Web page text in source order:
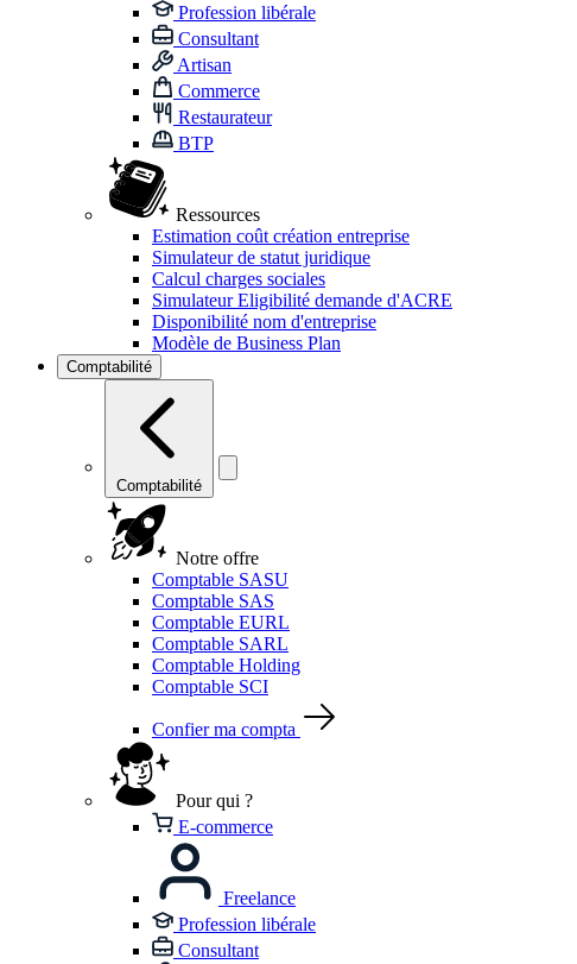
Profession libérale
Consultant
Artisan
Commerce
Restaurateur
BTP
Ressources
Estimation coût création entreprise
Simulateur de statut juridique
Calcul charges sociales
Simulateur Eligibilité demande d'ACRE
Disponibilité nom d'entreprise
Modèle de Business Plan
Comptabilité
Comptabilité
Notre offre
Comptable SASU
Comptable SAS
Comptable EURL
Comptable SARL
Comptable Holding
Comptable SCI
Confier ma compta
Pour qui ?
E-commerce
Freelance
Profession libérale
Consultant